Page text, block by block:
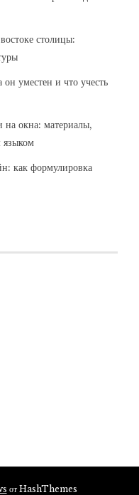
столицы:
уместен и что учесть
на окна: материалы,
языком
как формулировка
от HashThemes